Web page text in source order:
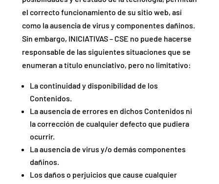
el correcto funcionamiento de su sitio web, así
como la ausencia de virus y componentes dañinos.
Sin embargo, INICIATIVAS – CSE no puede hacerse
responsable de las siguientes situaciones que se
enumeran a título enunciativo, pero no limitativo:
La continuidad y disponibilidad de los
Contenidos.
La ausencia de errores en dichos Contenidos ni
la corrección de cualquier defecto que pudiera
ocurrir.
La ausencia de virus y/o demás componentes
dañinos.
Los daños o perjuicios que cause cualquier